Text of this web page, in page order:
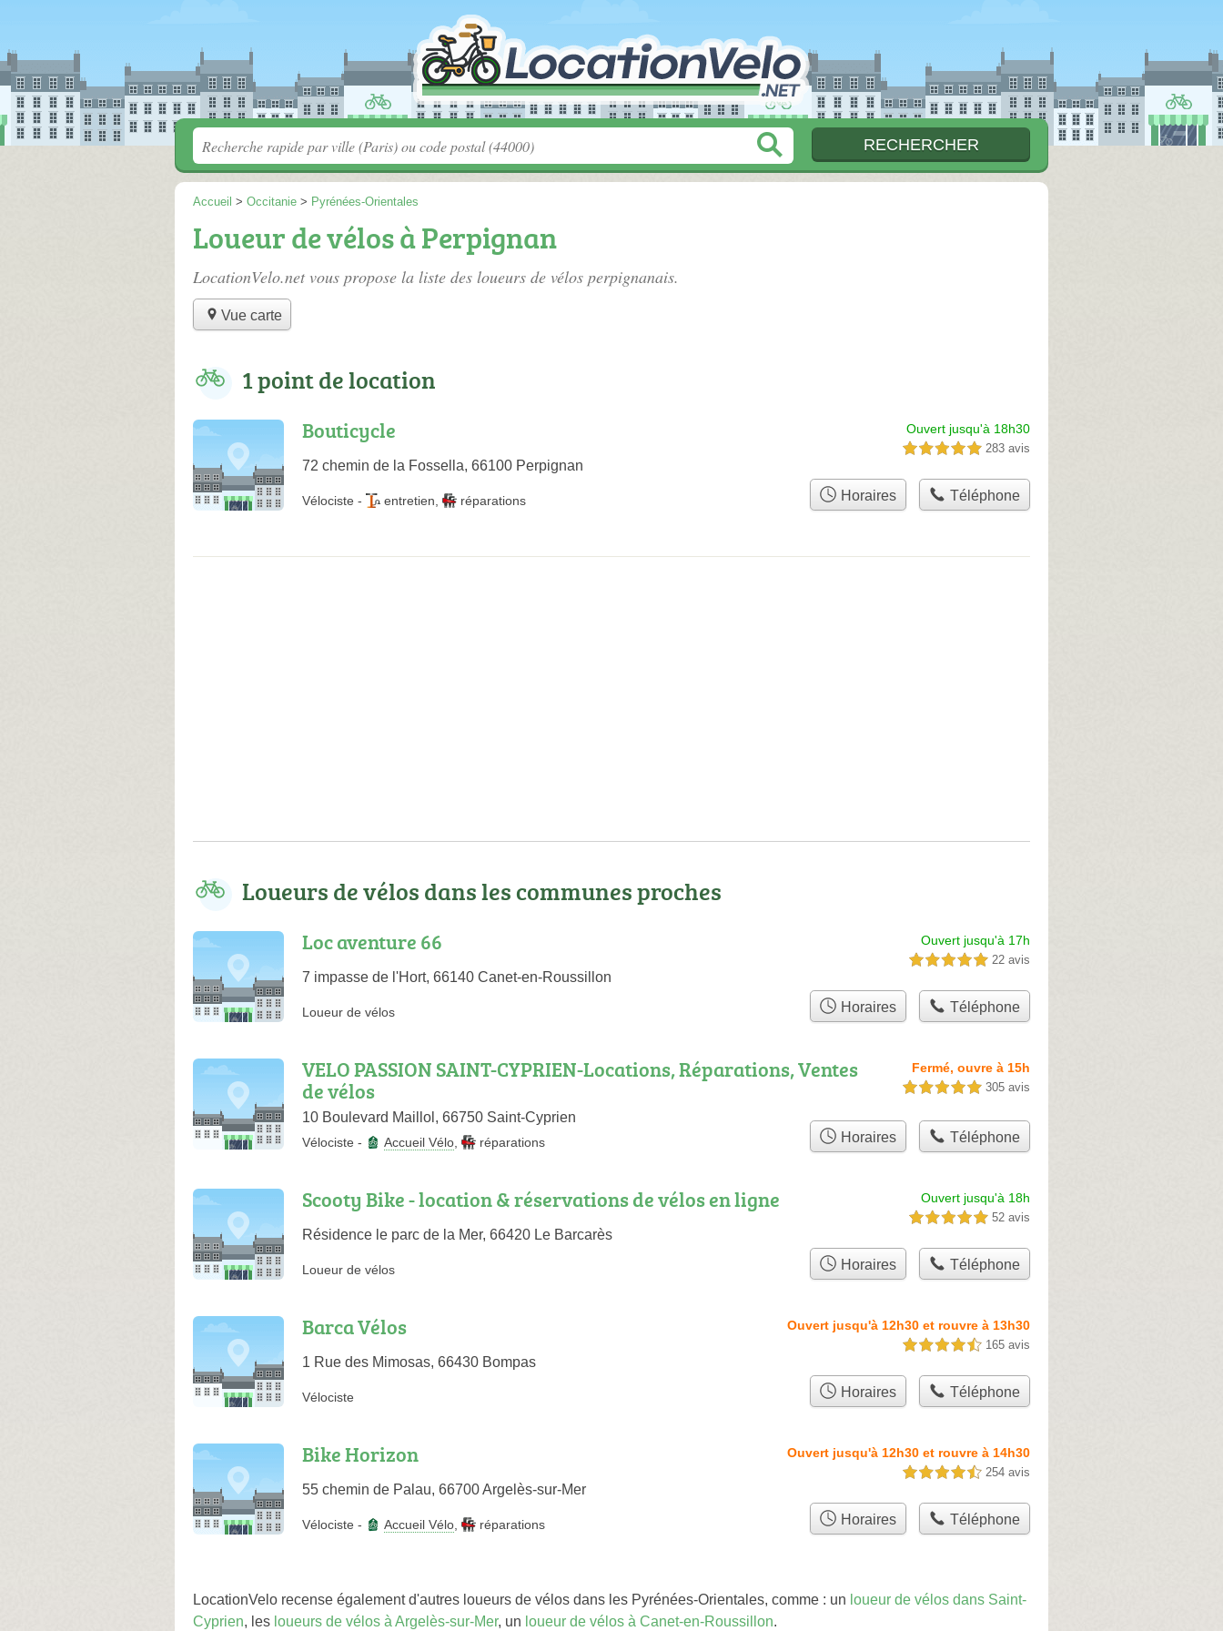
Accueil > Occitanie > Pyrénées-Orientales
Loueur de vélos à Perpignan
LocationVelo.net vous propose la liste des loueurs de vélos perpignanais.
Vue carte
1 point de location
Bouticycle
72 chemin de la Fossella, 66100 Perpignan
Ouvert jusqu'à 18h30
5,0 étoiles sur 5 283 avis
Vélociste - entretien réparations Horaires Téléphone
Loueurs de vélos dans les communes proches
Loc aventure 66
7 impasse de l'Hort, 66140 Canet-en-Roussillon
Ouvert jusqu'à 17h
5,0 étoiles sur 5 22 avis
Loueur de vélos Horaires Téléphone
VELO PASSION SAINT-CYPRIEN-Locations, Réparations, Ventes
de vélos
10 Boulevard Maillol, 66750 Saint-Cyprien
Fermé, ouvre à 15h
5,0 étoiles sur 5 305 avis
Vélociste - Accueil Vélo réparations Horaires Téléphone
Scooty Bike - location & réservations de vélos en ligne
Résidence le parc de la Mer, 66420 Le Barcarès
Ouvert jusqu'à 18h
5,0 étoiles sur 5 52 avis
Loueur de vélos Horaires Téléphone
Barca Vélos
1 Rue des Mimosas, 66430 Bompas
Ouvert jusqu'à 12h30 et rouvre à 13h30
4,5 étoiles sur 5 165 avis
Vélociste Horaires Téléphone
Bike Horizon
55 chemin de Palau, 66700 Argelès-sur-Mer
Ouvert jusqu'à 12h30 et rouvre à 14h30
4,5 étoiles sur 5 254 avis
Vélociste - Accueil Vélo réparations Horaires Téléphone
LocationVelo recense également d'autres loueurs de vélos dans les Pyrénées-Orientales, comme : un loueur de vélos dans Saint-
Cyprien, les loueurs de vélos à Argelès-sur-Mer, un loueur de vélos à Canet-en-Roussillon.